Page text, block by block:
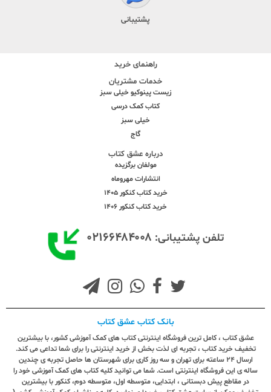
پشتیبانی
راهنمای خرید
خدمات مشتریان
زیست پینوکیو خیلی سبز
کتاب کمک درسی
خیلی سبز
گاج
درباره عشق کتاب
مولفان برگزیده
انتشارات مهروماه
خرید کتاب کنکور 1405
خرید کتاب کنکور 1406
تلفن پشتیبانی: ۰۲۱۶۶۴۸۴۰۰۸
بانک کتاب عشق کتاب
عشق کتاب ، کامل ترین فروشگاه اینترنتی کتاب های کمک آموزشی کشور، با بیشترین
تخفیف خرید کتاب ، تجربه ای لذت بخش از خرید اینترنتی را برای شما تداعی می کند.
ارسال ٢٤ ساعته برای تهران و سه روز کاری برای شهرستان ها حاصل تجربه ی چندین
ساله ی این فروشگاه اینترنتی است. شما می توانید کلیه کتاب های کمک آموزشی خود را
در مقاطع پیش دبستانی ، ابتدایی، متوسطه اول، متوسطه دوم، کنکور با بیشترین